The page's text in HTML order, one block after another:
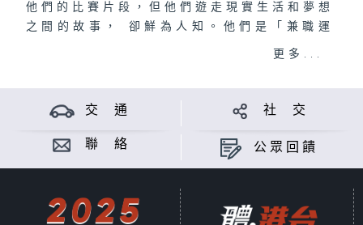
他們的比賽片段，但他們遊走現實生活和夢想
之間的故事， 卻鮮為人知。他們是「兼職運
更多...
交 通 社 交
聯 絡 公眾回饋